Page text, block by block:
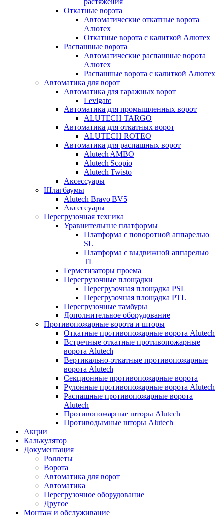
растяжения
Откатные ворота
Автоматические откатные ворота
Алютех
Откатные ворота с калиткой Алютех
Распашные ворота
Автоматические распашные ворота
Алютех
Распашные ворота с калиткой Алютех
Автоматика для ворот
Автоматика для гаражных ворот
Levigato
Автоматика для промышленных ворот
ALUTECH TARGO
Автоматика для откатных ворот
ALUTECH ROTEO
Автоматика для распашных ворот
Alutech AMBO
Alutech Scopio
Alutech Twisto
Аксессуары
Шлагбаумы
Alutech Bravo BV5
Аксессуары
Перегрузочная техника
Уравнительные платформы
Платформа с поворотной аппарелью
SL
Платформа с выдвижной аппарелью
TL
Герметизаторы проема
Перегрузочные площадки
Перегрузочная площадка PSL
Перегрузочная площадка PTL
Перегрузочные тамбуры
Дополнительное оборудование
Противопожарные ворота и шторы
Откатные противопожарные ворота Alutech
Встречные откатные противопожарные
ворота Alutech
Вертикально-откатные противопожарные
ворота Alutech
Секционные противопожарные ворота
Рулонные противопожарные ворота Alutech
Распашные противопожарные ворота
Alutech
Противопожарные шторы Alutech
Противодымные шторы Alutech
Акции
Калькулятор
Документация
Роллеты
Ворота
Автоматика для ворот
Автоматика
Перегрузочное оборудование
Другое
Монтаж и обслуживание